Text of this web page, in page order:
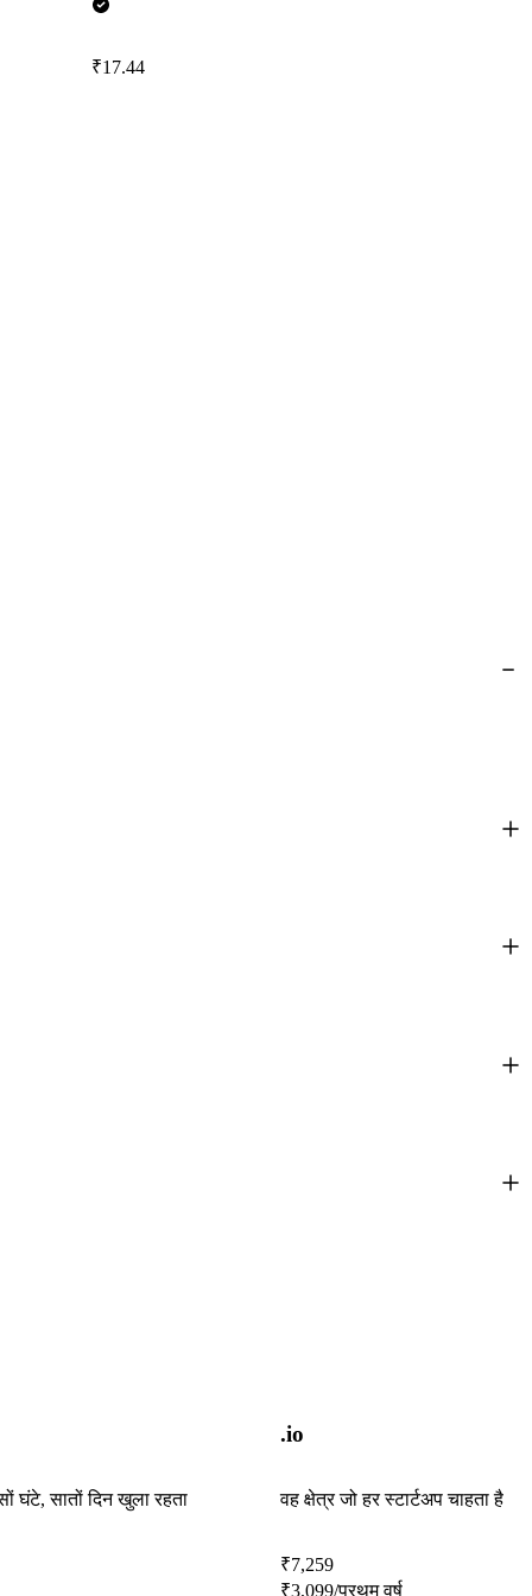
₹17.44
घंटे, सातों दिन खुला रहता
.io
वह क्षेत्र जो हर स्टार्टअप चाहता है
₹7,259
₹3,099/प्रथम वर्ष